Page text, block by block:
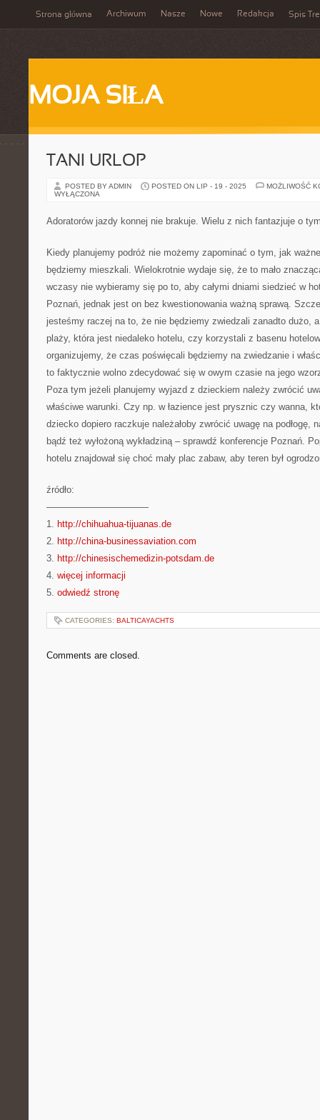
Strona główna Archiwum Nasze Nowe Redakcja Spis
MOJA SIŁA
TANI URLOP
POSTED BY ADMIN POSTED ON LIP - 19 - 2025
MOŻLIWOŚĆ
WYŁĄCZONA
Adoratorów jazdy konnej nie brakuje. Wielu z nich fantazjuje o
Kiedy planujemy podróż nie możemy zapominać o tym, jak
będziemy mieszkali. Wielokrotnie wydaje się, że to mało
wczasy nie wybieramy się po to, aby całymi dniami siedzieć w
Poznań, jednak jest on bez kwestionowania ważną sprawą.
jesteśmy raczej na to, że nie będziemy zwiedzali zanadto dużo,
plaży, która jest niedaleko hotelu, czy korzystali z basenu
organizujemy, że czas poświęcali będziemy na zwiedzanie i
to faktycznie wolno zdecydować się w owym czasie na jego
Poza tym jeżeli planujemy wyjazd z dzieckiem należy zwrócić
właściwe warunki. Czy np. w łazience jest prysznic czy wanna,
dziecko dopiero raczkuje należałoby zwrócić uwagę na podłogę,
bądź też wyłożoną wykładziną – sprawdź konferencje Poznań.
hotelu znajdował się choć mały plac zabaw, aby teren był
źródło:
———————————
1. http://chihuahua-tijuanas.de
2. http://china-businessaviation.com
3. http://chinesischemedizin-potsdam.de
4. więcej informacji
5. odwiedź stronę
CATEGORIES: BALTICAYACHTS
Comments are closed.